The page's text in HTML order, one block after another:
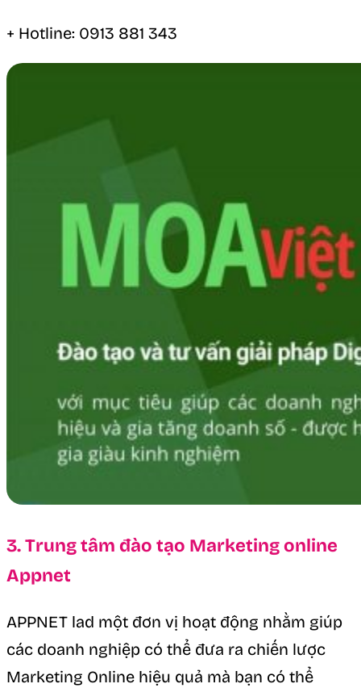
+ Hotline: 0913 881 343
3. Trung tâm đào tạo Marketing online
Appnet
APPNET lad một đơn vị hoạt động nhằm giúp
các doanh nghiệp có thể đưa ra chiến lược
Marketing Online hiệu quả mà bạn có thể